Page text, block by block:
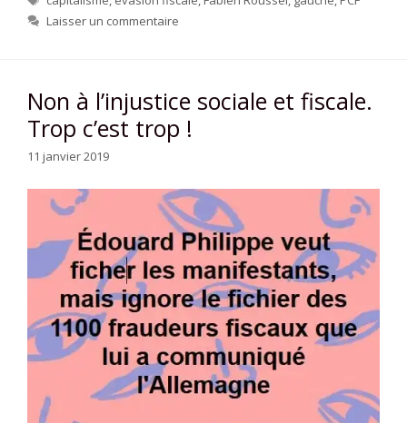
Laisser un commentaire
Non à l’injustice sociale et fiscale.
Trop c’est trop !
11 janvier 2019